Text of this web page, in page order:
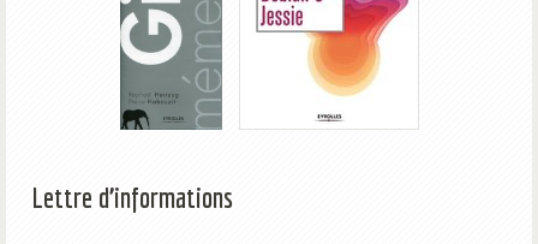
Lettre d’informations